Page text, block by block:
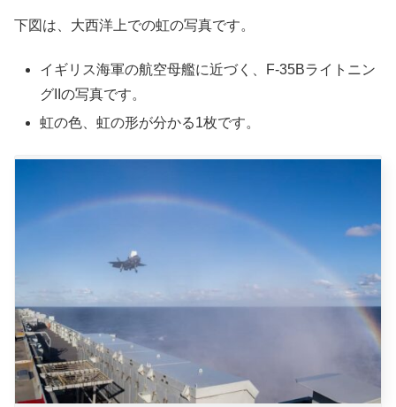
下図は、大西洋上での虹の写真です。
イギリス海軍の航空母艦に近づく、F-35Bライトニン
グIIの写真です。
虹の色、虹の形が分かる1枚です。